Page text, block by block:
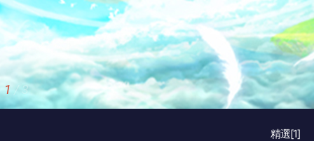
精選[1]
2 / 3